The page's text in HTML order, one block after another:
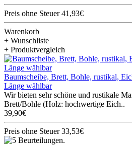
Preis ohne Steuer 41,93€
Warenkorb
+ Wunschliste
+ Produktvergleich
Baumscheibe, Brett, Bohle, rustikal,
Länge wählbar
Wir bieten sehr schöne und rustikale
Brett/Bohle (Holz: hochwertige Eich..
39,90€
Preis ohne Steuer 33,53€